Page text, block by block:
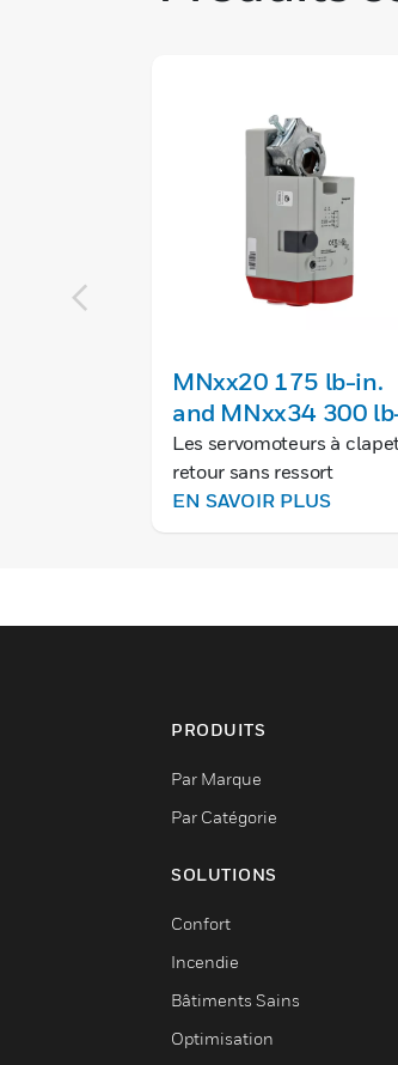
MNxx20 175 lb-in.
and MNxx34 300
in. Non-Spring
Direct Coupled
Actuators
Les servomoteurs à
retour sans ressort
MNxx20/34 avec couple
175 ou 300 lb-po
EN SAVOIR PLUS
PRODUITS
Par Marque
Par Catégorie
SOLUTIONS
Confort
Incendie
Bâtiments Sains
Optimisation